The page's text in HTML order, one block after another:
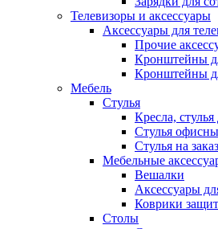
Телевизоры и аксессуары
Аксессуары для
Прочие
Кронштейны
Кронштейны
Мебель
Стулья
Кресла,
Стулья
Стулья на заказ
Мебельные
Вешалки
Аксессуары
Коврики
Столы